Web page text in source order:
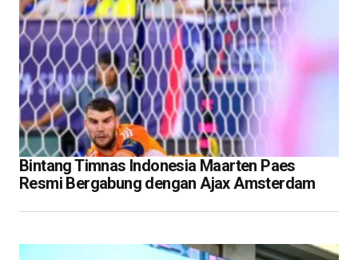
Bintang Timnas Indonesia Maarten Paes
Resmi Bergabung dengan Ajax Amsterdam